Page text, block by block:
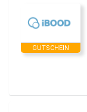
GUTSCHEIN